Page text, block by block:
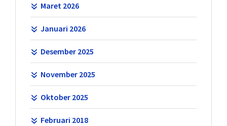
Maret 2026
Januari 2026
Desember 2025
November 2025
Oktober 2025
Februari 2018